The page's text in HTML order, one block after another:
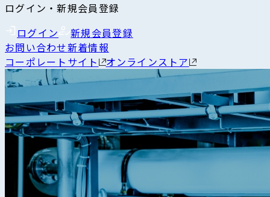
ログイン・新規会員登録
ログイン
新規会員登録
お問い合わせ新着情報
コーポレートサイト
オンラインストア